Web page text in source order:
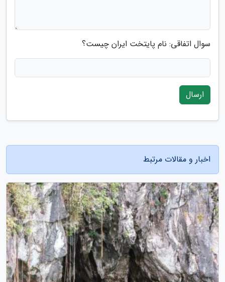
سوال اتفاقی: نام پایتخت ایران چیست؟
ارسال
اخبار و مقالات مرتبط